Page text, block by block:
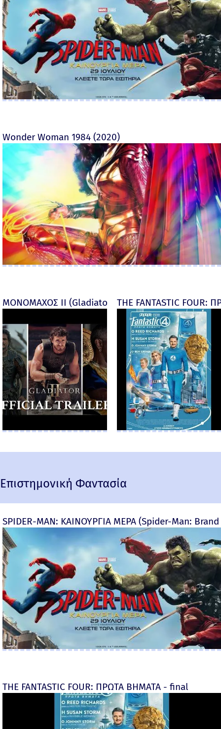
Wonder Woman 1984 (2020)
ΜΟΝΟΜΑΧΟΣ ΙΙ (Gladiator II) -THE FANTASTIC
Επιστημονική Φαντασία
SPIDER-MAN: ΚΑΙΝΟΥΡΓΙΑ ΜΕΡΑ (Spider-Man:
THE FANTASTIC FOUR: ΠΡΩΤΑ ΒΗΜΑΤΑ - final